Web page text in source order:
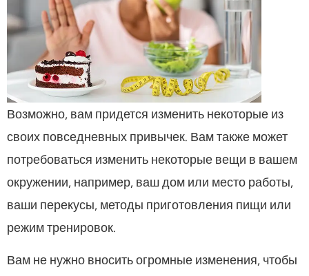
Возможно, вам придется изменить некоторые из
своих повседневных привычек. Вам также может
потребоваться изменить некоторые вещи в вашем
окружении, например, ваш дом или место работы,
ваши перекусы, методы приготовления пищи или
режим тренировок.
Вам не нужно вносить огромные изменения, чтобы